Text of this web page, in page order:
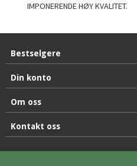
IMPONERENDE HØY KVALITET.
Bestselgere
Din konto
Om oss
Kontakt oss